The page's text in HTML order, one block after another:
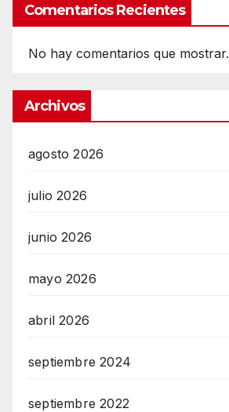
Comentarios Recientes
No hay comentarios que mostrar.
Archivos
agosto 2026
julio 2026
junio 2026
mayo 2026
abril 2026
septiembre 2024
septiembre 2022